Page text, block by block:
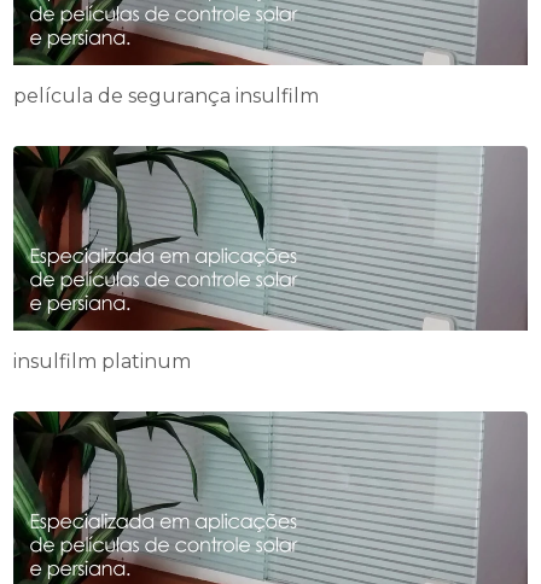
película de segurança insulfilm
insulfilm platinum